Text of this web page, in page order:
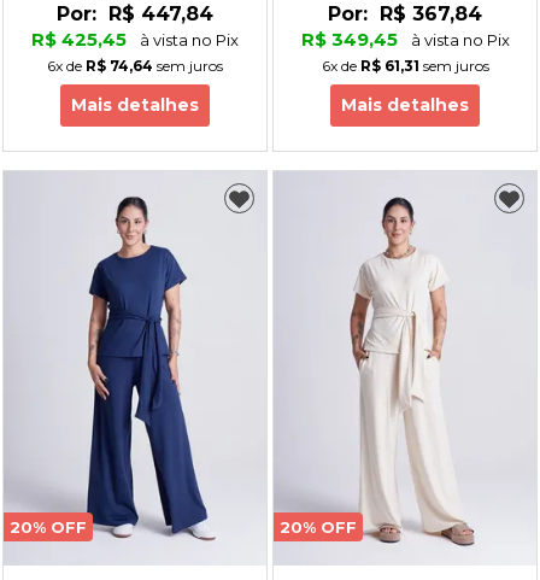
Por: R$ 447,84
R$ 425,45
à vista no Pix
6x de R$ 74,64 sem juros
Mais detalhes
Por: R$ 367,84
R$ 349,45
à vista no Pix
6xde R$ 61,31 sem juros
Mais detalhes
20% OFF 20% OFF